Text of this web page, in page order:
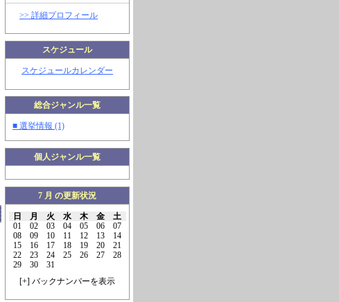
>> 詳細プロフィール
スケジュール
スケジュールカレンダー
総合ジャンル一覧
■ 選挙情報 (1)
個人ジャンル一覧
7 月 の更新状況
日 月 火 水 木 金
土
01
02 03 04 05 06
07
08
09 10 11 12 13
14
15
16 17 18 19 20
21
22
23 24 25 26 27
28
29
30
31
[+] バックナンバーを表示